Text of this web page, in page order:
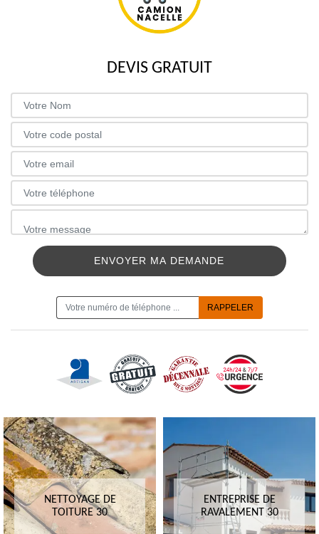
DEVIS GRATUIT
NETTOYAGE DE
TOITURE 30
ENTREPRISE DE
RAVALEMENT 30